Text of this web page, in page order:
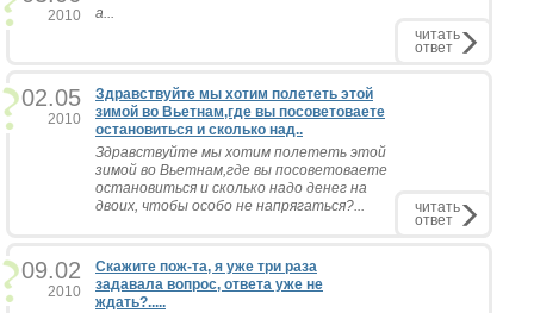
2010
a...
читать
ответ
02.05
2010
Здравствуйте мы хотим полететь этой
зимой во Вьетнам,где вы посоветоваете
остановиться и сколько над..
Здравствуйте мы хотим полететь этой
зимой во Вьетнам,где вы посоветоваете
остановиться и сколько надо денег на
двоих, чтобы особо не напрягаться?...
читать
ответ
09.02
2010
Скажите пож-та, я уже три раза
задавала вопрос, ответа уже не
ждать?.....